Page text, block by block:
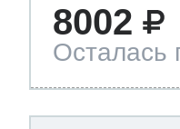
8002
Осталась